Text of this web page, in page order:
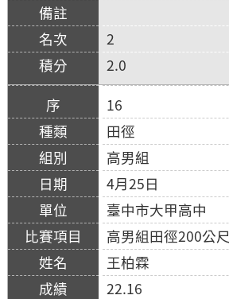
2
2.0
16
田徑
高男組
4月25日
臺中市大甲高中
高男組田徑200公尺
王柏霖
22.16